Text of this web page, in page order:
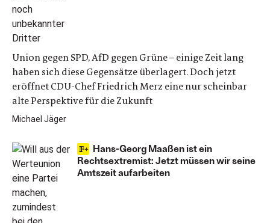
Union gegen SPD, AfD gegen Grüne – einige Zeit lang
haben sich diese Gegensätze überlagert. Doch jetzt
eröffnet CDU-Chef Friedrich Merz eine nur scheinbar
alte Perspektive für die Zukunft
Michael Jäger
Hans-Georg Maaßen ist ein
Rechtsextremist: Jetzt müssen wir seine
Amtszeit aufarbeiten